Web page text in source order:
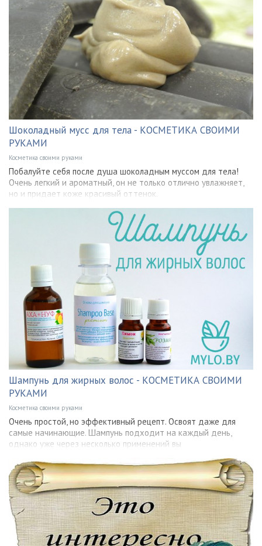
Шоколадный мусс для тела - КОСМЕТИКА СВОИМИ
РУКАМИ
Косметика своими руками
Побалуйте себя после душа шоколадным муссом для тела!
Очень легкий и ароматный, он не только отлично увлажняет,
но и придает коже красивый оттенок.
Шампунь для жирных волос - КОСМЕТИКА СВОИМИ
РУКАМИ
Косметика своими руками
Очень простой, но эффективный рецепт. Освоят даже для
самые начинающие. Шампунь подходит на каждый день,
однако уже через несколько применений вы